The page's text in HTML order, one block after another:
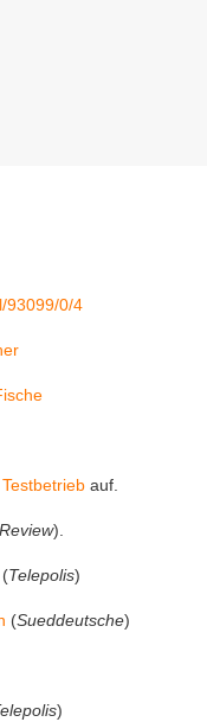
93099/0/4
auf.
).
(Telepolis)
(Sueddeutsche)
)